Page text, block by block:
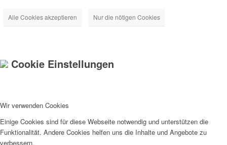
Alle Cookies akzeptieren Nur die nötigen Cookies
Cookie Einstellungen
Wir verwenden Cookies
Einige Cookies sind für diese Webseite notwendig und unterstützen die
Funktionalität. Andere Cookies helfen uns die Inhalte und Angebote zu
verbessern.